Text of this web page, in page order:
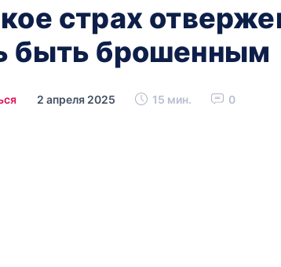
страх
быть брошенным
2 апреля 2025 15 мин. 0